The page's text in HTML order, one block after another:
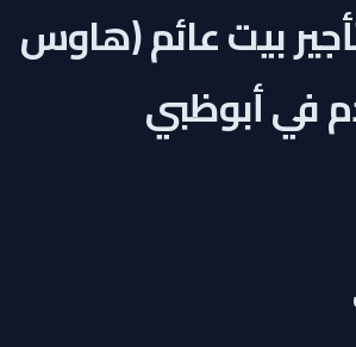
7 – تأجير بيت عائم (هاوس